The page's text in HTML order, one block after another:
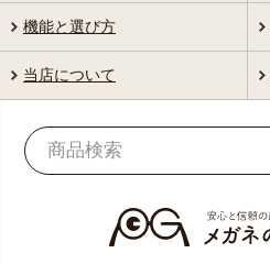
機能と選び方
当店について